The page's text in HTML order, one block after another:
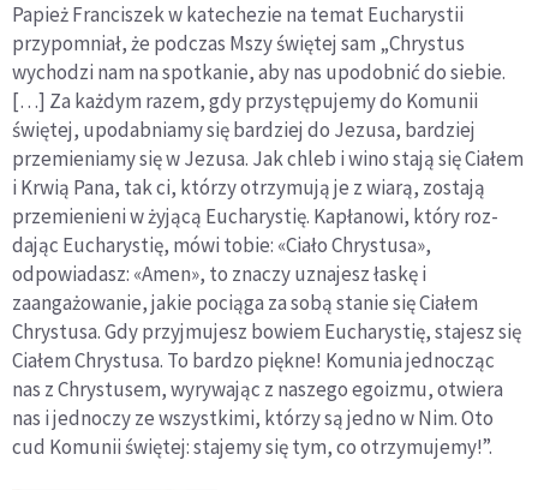
Papież Franciszek w katechezie na temat Eucharystii
przypomniał, że podczas Mszy świętej sam „Chrystus
wychodzi nam na spo­tkanie, aby nas upodobnić do siebie.
[…] Za każdym razem, gdy przystępujemy do Komunii
świętej, upodabniamy się bardziej do Jezusa, bardziej
przemieniamy się w Jezusa. Jak chleb i wino stają się Ciałem
i Krwią Pana, tak ci, którzy otrzymują je z wiarą, zo­stają
przemienieni w żyjącą Eucharystię. Kapłanowi, który roz­
dając Eucharystię, mówi tobie: «Ciało Chrystusa»,
odpowiadasz: «Amen», to znaczy uznajesz łaskę i
zaangażowanie, jakie pociąga za sobą stanie się Ciałem
Chrystusa. Gdy przyjmujesz bowiem Eucharystię, stajesz się
Ciałem Chrystusa. To bardzo piękne! Komu­nia jednocząc
nas z Chrystusem, wyrywając z naszego egoizmu, otwiera
nas i jednoczy ze wszystkimi, którzy są jedno w Nim. Oto
cud Komunii świętej: stajemy się tym, co otrzymujemy!”.